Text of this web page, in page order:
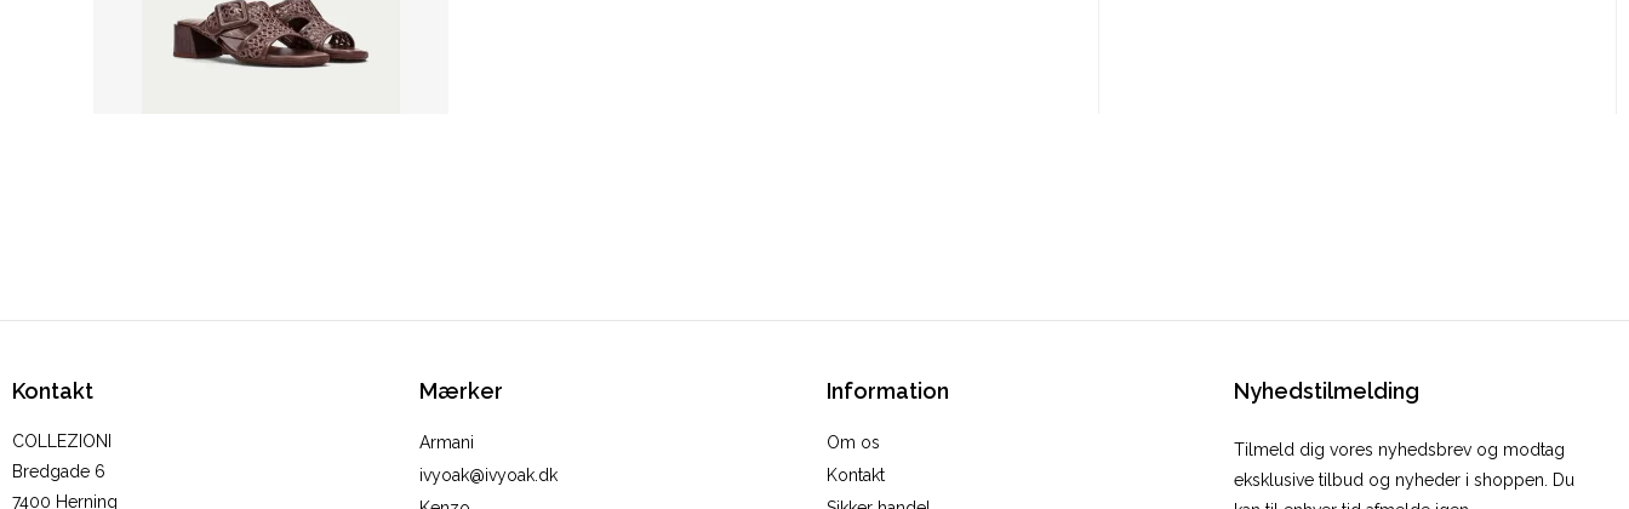
Kontakt
COLLEZIONI
Bredgade 6
7400 Herning
Mærker
Armani
ivyoak@ivyoak.dk
Information
Om os
Kontakt
Nyhedstilmelding
Tilmeld dig vores nyhedsbrev og modtag
eksklusive tilbud og nyheder i shoppen. Du